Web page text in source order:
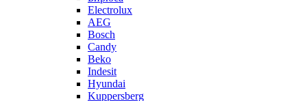
Electrolux
AEG
Bosch
Candy
Beko
Indesit
Hyundai
Kuppersberg